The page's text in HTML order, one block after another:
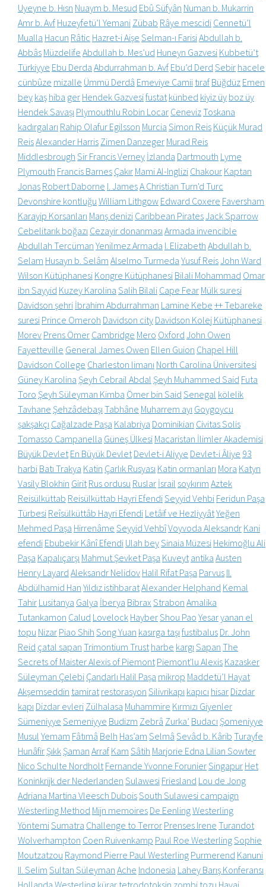
Uyeyne b. Hısn Nuaym b. Mesud Ebû Süfyân Numan b. Mukarrin
Amr b. Avf Huzeyfetü’l Yemani Zübab Râye mescidi Cennetü’l
Mualla Hacun Râtic Hazret-i Aişe Selman-ı FarisiAbdullah b.
Abbâs Müzdelife Abdullah b. Mes’ud Huneyn Gazvesi Kubbetü’t
Türkiyye Ebu Derda Abdurrahman b. Avf Ebu’d Derd Sebir hacele
cünbûze mizalle Ümmü Derdâ Emeviye Camii tıraf Büğdüz Emen
bey kaş hiba ger Hendek Gazvesifustat künbed kiyiz üy boz üy
Hendek Savaşı Plymouthlu Robin Locar CenevizToskana
kadırgaları Rahip Olafur Egilsson Murcia Simon Reis Küçük Murad
ReisAlexander Harris Zimen Danzeger Murad Reis
Middlesbrough Sir Francis Verney İzlanda Dartmouth Lyme
Plymouth Francis Barnes Çakır Mami Al-Inglizi Chakour Kaptan
Jonas Robert Daborne I. JamesA Christian Turn'd Turc
Devonshire kontluğu William Lithgow Edward Coxere Faversham
Karayip Korsanları Manş denizi Caribbean PiratesJack Sparrow
Cebelitarık boğazı Cezayir donanması Armada invencible
Abdullah Tercüman Yenilmez Armada I. Elizabeth Abdullah b.
Selam Husayn b. Selâm Alselmo Turmeda Yusuf ReisJohn Ward
Wilson Kütüphanesi Kongre Kütüphanesi Bilali Mohammad Omar
ibn Sayyid Kuzey Karolina Salih Bilali Cape Fear Mülk suresi
Davidson şehri İbrahim Abdurrahman Lamine Kebe ++ Tebareke
suresi Prince Omeroh Davidson city Davidson Kolej Kütüphanesi
Morev Prens Ömer Cambridge Mero Oxford John Owen
Fayetteville General James Owen Ellen Guion Chapel Hill
Davidson College Charleston limanı North Carolina Üniversitesi
Güney Karolina Şeyh Cebrail Abdal Şeyh Muhammed Said Futa
Toro Şeyh Süleyman Kimba Ömer bin Said Senegal kölelik
Tavhane Şehzâdebaşı Tabhâne Muharrem ayı Goygoycu
şakşakçı Cağalzade Paşa Kalabriya Dominikian Civitas Solis
Tomasso Campanella Güneş Ülkesi Macaristan İlimler Akademisi
Büyük Devlet En Büyük Devlet Devlet-i Aliyye Devlet-i Âliye 93
harbi Batı Trakya Katin Çarlık Rusyası Katin ormanları Mora Katyn
Vasily Blokhin Girit Rus ordusu Ruslar İsrail soykırım Aztek
Reisülküttab Reisülküttab Hayri EfendiSeyyid Vehbi Feridun Paşa
Türbesi Reîsülküttâb Hayri Efendi Letâif ve HezliyyâtYeğen
Mehmed Paşa Hirrenâme Seyyid VehbîVoyvoda Aleksandr Kani
efendi Ebubekir Kânî Efendi Ulah beySinaia Müzesi Hekimoğlu Ali
Paşa Kapalıçarşı Mahmut Şevket Paşa Kuveyt antika Austen
Henry Layard Aleksandr Nelidov Halil Rifat Paşa Parvus II.
Abdülhamid Han Yıldız istihbaratAlexander Helphand Kemal
Tahir Lusitanya Galya İberya Bibrax Strabon Amalika
Tutankamon Calud Lovelock HayberShou Pao Yesaryanan el
topu Nizar Piao Shih Song Yuan kasırga taşı fustibalus Dr. John
Reid çatal sapan Trimontium Trust harbe kargı Sapan The
Secrets of Maister Alexis of Piemont Piemont'lu Alexis Kazasker
Süleyman Çelebi Çandarlı Halil Paşa mikrop Maddetü’l Hayat
Akşemseddin tamirat restorasyon Silivrikapı kapıcı hisar Dizdar
kapı Dizdar evleri Zülhalasa Muhammire Kırmızı Giyenler
Sümeniyye Semeniyye Budizm Zebrâ Zurka’ Budacı Şomeniyye
Musul Yemam Fâtımâ Belh Has’am Selmâ Sevâd b. Kârib Turayfe
Hunâfir Şıkk Şaman Arraf Kam Sâtih Marjorie Edna Lilian Sowter
Nico Schulte Nordholt Fernande Yvonne ForunierSingapur Het
Koninkrijk der Nederlanden Sulawesi Friesland Lou de Jong
Adriana Martina Vleesch DuboisSouth Sulawesi campaign
Westerling Method Mijn memoires De EenlingWesterling
YöntemiSumatra Challenge to Terror Prenses Irene Turandot
Wolverhampton Coen Ruivenkamp Paul Roe WesterlingSophie
Moutzatzou Raymond Pierre Paul Westerling Purmerend Kanuni
II. Selim Sultan Süleyman Ache Indonesia Lahey Barış Konferansı
Hollanda Westerling kürar tetrodotoksin zombi tozu Havai